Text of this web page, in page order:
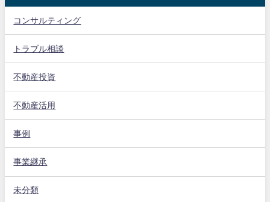
コンサルティング
トラブル相談
不動産投資
不動産活用
事例
事業継承
未分類